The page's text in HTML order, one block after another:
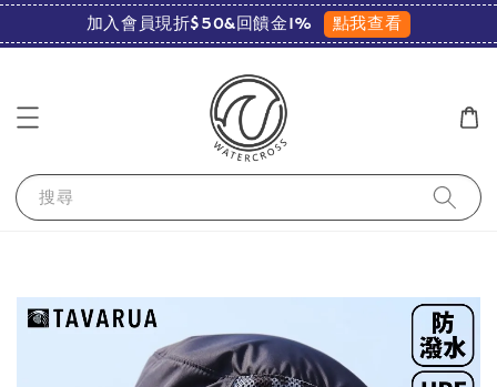
加入會員現折$50&回饋金1% 點我查看
搜尋